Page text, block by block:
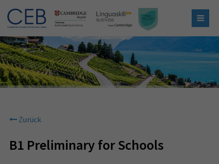
Zurück
B1 Preliminary for Schools